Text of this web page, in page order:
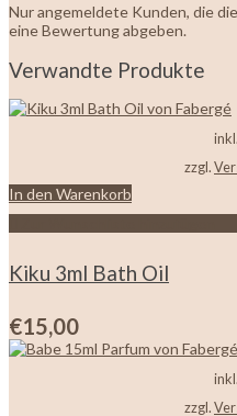
Nur angemeldete Kunden, die
eine Bewertung abgeben.
Verwandte Produkte
zzgl.
In den Warenkorb
Kiku 3ml Bath Oil
€15,00
zzgl.